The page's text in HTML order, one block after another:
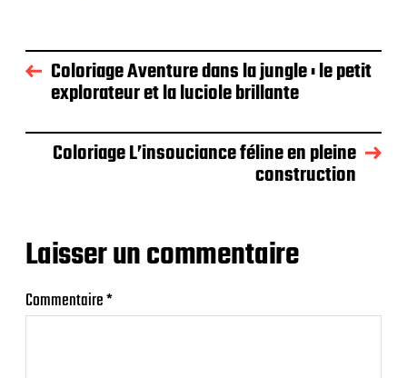
Coloriage Aventure dans la jungle : le petit
explorateur et la luciole brillante
Coloriage L’insouciance féline en pleine
construction
Laisser un commentaire
Commentaire*